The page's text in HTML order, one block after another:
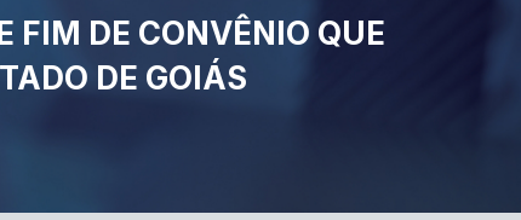
FIM DE CONVÊNIO QUE
DE GOIÁS